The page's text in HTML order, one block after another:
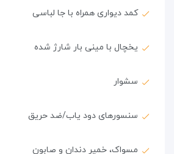
کمد دیواری همراه با جا لباسی
یخچال با مینی بار شارژ شده
سشوار
سنسورهای دود یاب/ضد حریق
مسواک، خمیر دندان و صابون